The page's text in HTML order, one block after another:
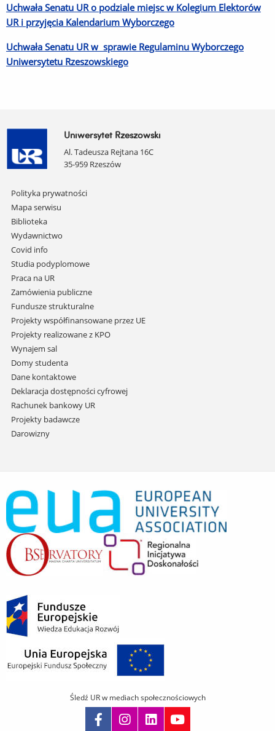
Uchwała Senatu UR o podziale miejsc w Kolegium Elektorów
UR i przyjęcia Kalendarium Wyborczego
Uchwała Senatu UR w sprawie Regulaminu Wyborczego
Uniwersytetu Rzeszowskiego
Uniwersytet Rzeszowski
Al. Tadeusza Rejtana 16C
35-959 Rzeszów
Pomiń
nawigację
i
przejdź
do
treści
Polityka prywatności
Mapa serwisu
Biblioteka
Wydawnictwo
Covid info
Studia podyplomowe
Praca na UR
Zamówienia publiczne
Fundusze strukturalne
Projekty współfinansowane przez UE
Projekty realizowane z KPO
Wynajem sal
Domy studenta
Dane kontaktowe
Deklaracja dostępności cyfrowej
Rachunek bankowy UR
Projekty badawcze
Darowizny
Śledź UR w mediach społecznościowych